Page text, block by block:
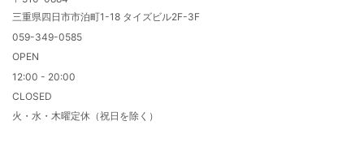
三重県四日市市泊町1-18 タイズビル2F-3F
059-349-0585
OPEN
12:00 - 20:00
CLOSED
火・水・木曜定休（祝日を除く）